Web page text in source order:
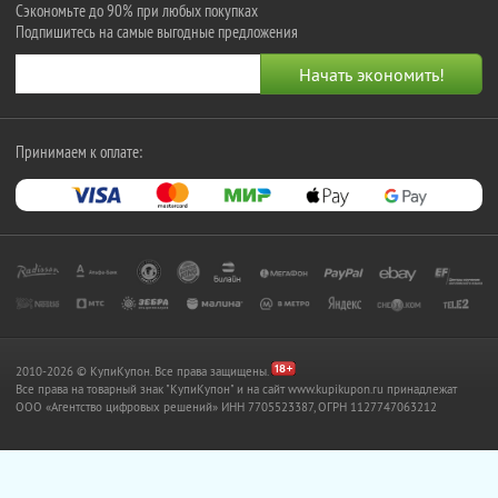
Сэкономьте до 90% при любых покупках
Подпишитесь на самые выгодные предложения
Принимаем к оплате:
2010-2026 © КупиКупон. Все права защищены.
Все права на товарный знак "КупиКупон" и на сайт www.kupikupon.ru принадлежат
OOO «Агентство цифровых решений» ИНН 7705523387, ОГРН 1127747063212